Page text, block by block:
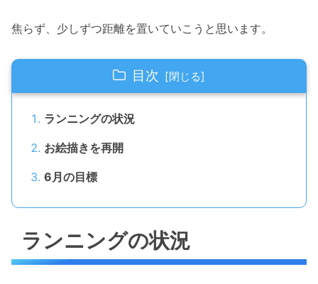
焦らず、少しずつ距離を置いていこうと思います。
目次
ランニングの状況
お絵描きを再開
6月の目標
ランニングの状況